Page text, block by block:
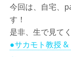
今回は、自宅、
す！
是非、生で見て
●サカモト教授